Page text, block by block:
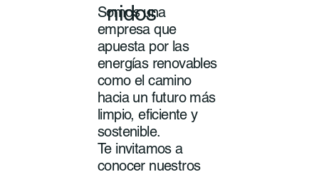
nidos
Somos una
empresa que
apuesta por las
energías renovables
como el camino
hacia un futuro más
limpio, eficiente y
sostenible.
Te invitamos a
conocer nuestros